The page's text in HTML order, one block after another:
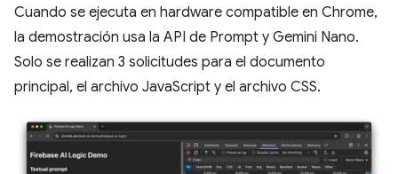
Cuando se ejecuta en hardware compatible en Chrome,
la demostración usa la API de Prompt y Gemini Nano.
Solo se realizan 3 solicitudes para el documento
principal, el archivo JavaScript y el archivo CSS.